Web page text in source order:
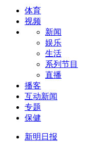
体育
视频
新闻
娱乐
生活
系列节目
直播
播客
互动新闻
专题
保健
新明日报